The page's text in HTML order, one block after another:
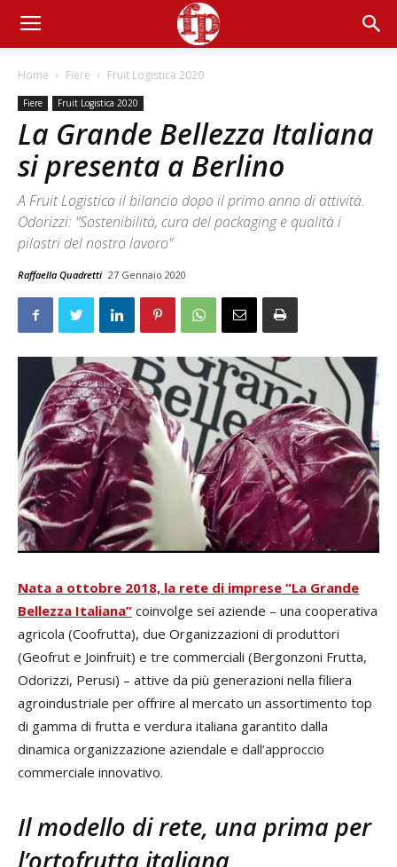
Home Fiere Fruit Logistica 2020
Fiere Fruit Logistica 2020
La Grande Bellezza Italiana
si presenta a Berlino
A Fruit Logistica il bilancio dopo il primo anno di attività.
Odorizzi: "Sostenibilità, cura del packaging e qualità i
pilastri del nostro lavoro"
Raffaella Quadretti 27 Gennaio 2020
Nata a ottobre 2018, la rete di imprese “La Grande
Bellezza Italiana” coinvolge sei aziende – una cooperativa
agricola (Coofrutta), due Organizzazioni di produttori
(Geofrut e Joinfruit) e tre commerciali (Bergonzoni Frutta,
Odorizzi, Perusi) – attive da più generazioni nella filiera
agroindustriale per offrire al mercato un assortimento top
di gamma di frutta e verdura italiana garantito dalla
dinamica organizzazione aziendale e dall’approccio
commerciale innovativo.
Il modello di rete, una prima per
l’ortofrutta italiana